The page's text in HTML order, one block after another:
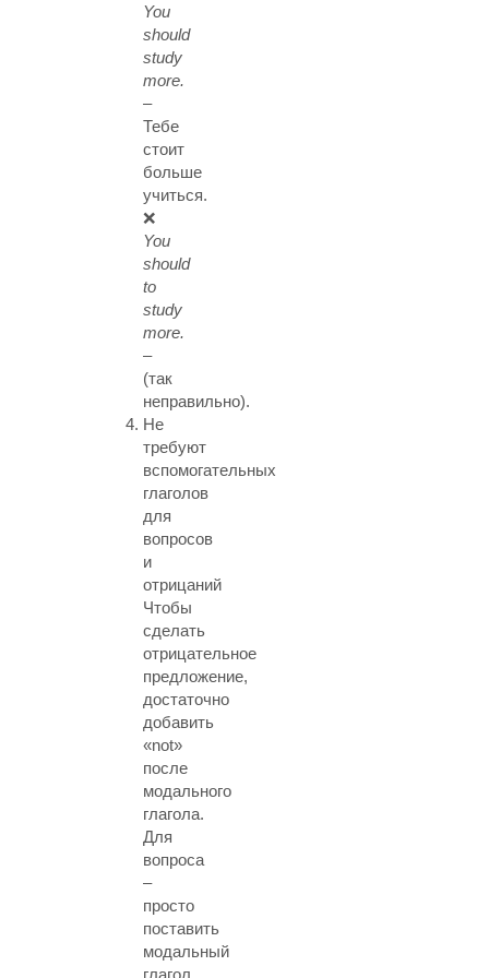
You
should
study
more.
–
Тебе
стоит
больше
учиться.
❌
You
should
to
study
more.
–
(так
неправильно).
Не
требуют
вспомогательных
глаголов
для
вопросов
и
отрицаний
Чтобы
сделать
отрицательное
предложение,
достаточно
добавить
«not»
после
модального
глагола.
Для
вопроса
–
просто
поставить
модальный